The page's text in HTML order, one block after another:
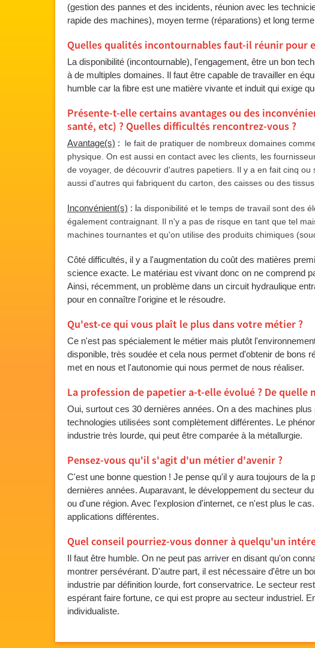
(gestion des pannes et des incidents, réunion avec les
rapide des machines), moyen terme (réparations) et long
Quelles qualités incontournables faut-il réunir pour
La disponibilité (incontournable), l'engagement, être un bon
à de multiples domaines. Il faut être capable de travailler en
humble car la fibre est une matière vivante et induit qui exige
Présente-t-elle certains avantages ou des
santé, etc) ? Quelles difficultés rencontrez-vous ?
Avantage(s) :
le fait de pratiquer de nombreux domaines
physique. On est aussi en contact avec les clients, les
de voyager, de découvrir d'autres papetiers. Il y a en fait cinq
aussi d'autres qui fabriquent du carton, des caisses ou des
Inconvénient(s) : la disponibilité et le temps de travail sont des
également contraignant. Il n'y a pas de risque en tant que tel
machines tournantes et qu'on utilise des produits chimiques
Côté difficultés, il y a l'augmentation du coût des matières
science exacte. Le matériau est vivant donc on ne comprend
Ainsi, récemment, un problème dans un circuit hydraulique
pour en connaître l'origine et le résoudre.
Qu'est-ce qui vous plaît le plus dans votre métier ?
Ce n'est pas spécialement le métier mais plutôt
disponible, très soudée et cela nous permet d'obtenir de bons
met en nous et l'autonomie qui nous permet de nous réaliser.
La profession de papetier a-t-elle évolué ? De quelle
Oui, surtout ces 30 dernières années. On a des machines
technologies utilisées sont complètement différentes. Le
industrie très lourde, qui peut être comparée à la métallurgie.
Pensez-vous qu'il s'agit d'un métier d'avenir ?
C'est une bonne question ! Je pense qu'il y aura toujours de
dernières années. Auparavant, le développement du secteur
ou d'une région. Avec l'explosion d'internet, ce n'est plus le
applications différentes.
Quel conseil pourriez-vous donner à quelqu'un
Il faut être humble. On ne peut pas arriver en disant qu'on
montrer persévérant. D'autre part, il est nécessaire d'être un
industrie par définition lourde, fort conservatrice. Le secteur
espérant faire fortune, ce qui est propre au secteur industriel.
individualiste.